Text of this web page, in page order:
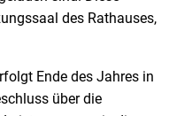
des Rathauses,
Ende des Jahres in
über die